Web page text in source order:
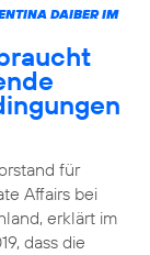
DAIBER IM
für
Affairs bei
erklärt im
dass die